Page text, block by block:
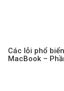
Các lỗi phổ
MacBook –